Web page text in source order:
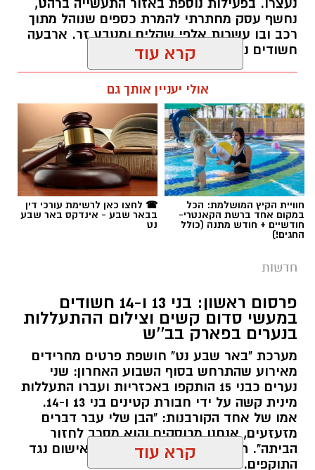
תגים:משטרה
מג"ב ממשיכים להנחית מכות על תשתיות
הפשיעה בנגב, עם שתי תפיסות משמעותיות
ביממות האחרונות. במסגרת פעילות סמויה
שנערכה על ידי כוחות מג"ב יחד עם שוטרי ימ"ר
דרום, אותר רכב חשוד בצומת בית קמה.
בחיפוש שנערך ברכב, בעזרתה של הכלבה
המשטרתית "איקרה", אותר שלל רב: במכסה
המנוע ובגב המושבים האחוריים הוסלקו לא פחות
חוויית הקיץ המושלמת: הכל
במקום אחד ברשת הקאנטרי-
חודשיים + חודש מתנה (כולל
☎ לחצו כאן לרשימת עורכי דין
בבאר שבע - אינדקס באר שבע
נט
חדשות
פרסום ראשון: בני 13 ו-14 חשודים
במעשי סדום קשים וצילום ההתעללות
בנערים בפארק בב''ש
מערכת "באר שבע נט" חושפת פרטים מחרידים
מאירוע שהתרחש בסוף השבוע האחרון: שני
הביתה". תוך ימים ספורים: צפוי כתב אישום נגד
התוקפים.
רותם שרון / 15:41 06.08.26
תגים:משטרה מעשי סדום, התעללות
קרא עוד
אולי יעניין אותך גם
חוויית הקיץ המושלמת: הכל ☎ לחצו כאן לרשימת עורכי דין